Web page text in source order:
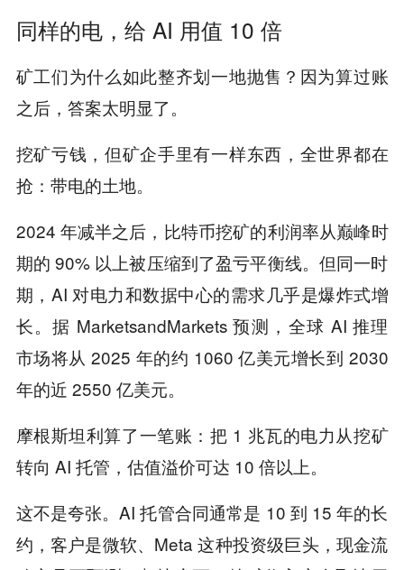
同样的电，给 AI 用值 10 倍
矿工们为什么如此整齐划一地抛售？因为算过账
之后，答案太明显了。
挖矿亏钱，但矿企手里有一样东西，全世界都在
抢：带电的土地。
2024 年减半之后，比特币挖矿的利润率从巅峰时
期的 90% 以上被压缩到了盈亏平衡线。但同一时
期，AI 对电力和数据中心的需求几乎是爆炸式增
长。据 MarketsandMarkets 预测，全球 AI 推理
市场将从 2025 年的约 1060 亿美元增长到 2030
年的近 2550 亿美元。
摩根斯坦利算了一笔账：把 1 兆瓦的电力从挖矿
转向 AI 托管，估值溢价可达 10 倍以上。
这不是夸张。AI 托管合同通常是 10 到 15 年的长
约，客户是微软、Meta 这种投资级巨头，现金流